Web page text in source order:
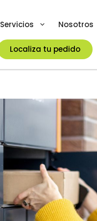
Servicios Nosotros
Localiza tu pedido